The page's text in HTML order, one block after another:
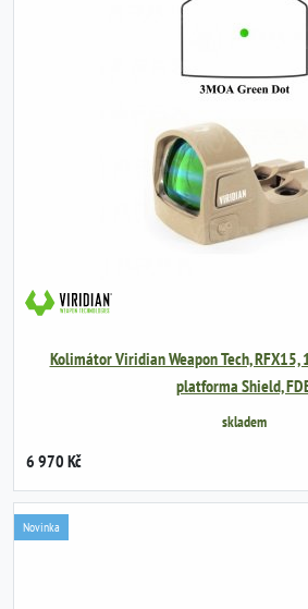
Kolimátor Viridian Weapon Tech,
platforma Shield,
skladem
6 970 Kč
Novinka